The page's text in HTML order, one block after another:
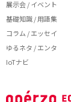
展示会 / イベント
基礎知識 / 用語集
コラム / エッセイ
ゆるネタ / エンタ
IoTナビ